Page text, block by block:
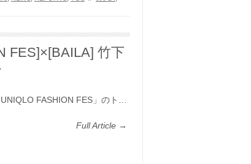
FES]×[BAILA] 竹下
FASHION FES」のト…
Full Article →